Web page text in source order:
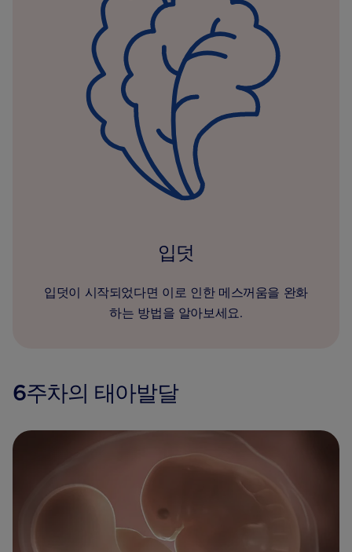
입덧
입덧이 시작되었다면 이로 인한 메스꺼움을 완화
하는 방법을 알아보세요.
6주차의 태아발달